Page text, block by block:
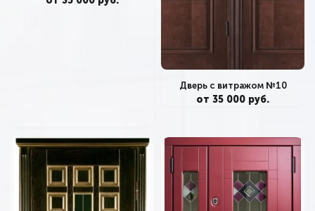
Дверь с витражом №10
от 35 000 руб.